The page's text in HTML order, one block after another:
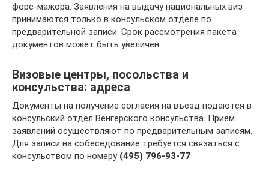
форс-мажора. Заявления на выдачу национальных виз
принимаются только в консульском отделе по
предварительной записи. Срок рассмотрения пакета
документов может быть увеличен.
Визовые центры, посольства и
консульства: адреса
Документы на получение согласия на въезд подаются в
консульский отдел Венгерского консульства. Прием
заявлений осуществляют по предварительным записям.
Для записи на собеседование требуется связаться с
консульством по номеру (495) 796-93-77